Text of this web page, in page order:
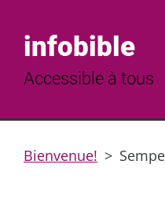
infobible
Accessible à tous
Bienvenue! >